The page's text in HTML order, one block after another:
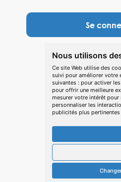
Nous utilisons
Ce site Web utilise des
suivi pour améliorer votre
suivantes : pour activer
pour offrir une meilleure
mesurer votre intérêt
personnaliser les
publicités plus
Se